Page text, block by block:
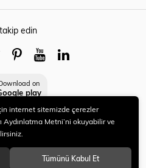
edin
on
play
Tüm hakları saklıdır.
internet sitemizde çerezler
Aydınlatma Metni’ni okuyabilir ve
Tümünü Kabul Et